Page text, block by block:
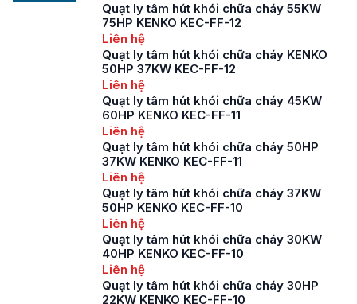
Quạt ly tâm hút khói chữa cháy 55KW
75HP KENKO KEC-FF-12
Liên hệ
Quạt ly tâm hút khói chữa cháy KENKO
50HP 37KW KEC-FF-12
Liên hệ
Quạt ly tâm hút khói chữa cháy 45KW
60HP KENKO KEC-FF-11
Liên hệ
Quạt ly tâm hút khói chữa cháy 50HP
37KW KENKO KEC-FF-11
Liên hệ
Quạt ly tâm hút khói chữa cháy 37KW
50HP KENKO KEC-FF-10
Liên hệ
Quạt ly tâm hút khói chữa cháy 30KW
40HP KENKO KEC-FF-10
Liên hệ
Quạt ly tâm hút khói chữa cháy 30HP
22KW KENKO KEC-FF-10